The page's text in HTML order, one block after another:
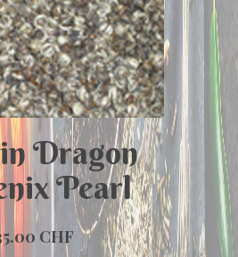
Dragon
Pearl
CHF